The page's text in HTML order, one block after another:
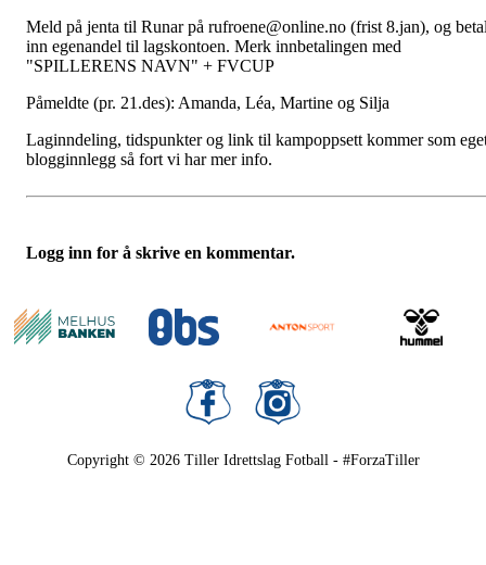
Meld på jenta til Runar på rufroene@online.no (frist 8.jan), og
inn egenandel til lagskontoen. Merk innbetalingen med
"SPILLERENS NAVN" + FVCUP
Påmeldte (pr. 21.des): Amanda, Léa, Martine og Silja
Laginndeling, tidspunkter og link til kampoppsett kommer som
blogginnlegg så fort vi har mer info.
Logg inn for å skrive en kommentar.
Copyright © 2026 Tiller Idrettslag Fotball - #ForzaTiller